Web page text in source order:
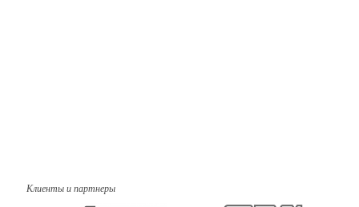
Клиенты и партнеры